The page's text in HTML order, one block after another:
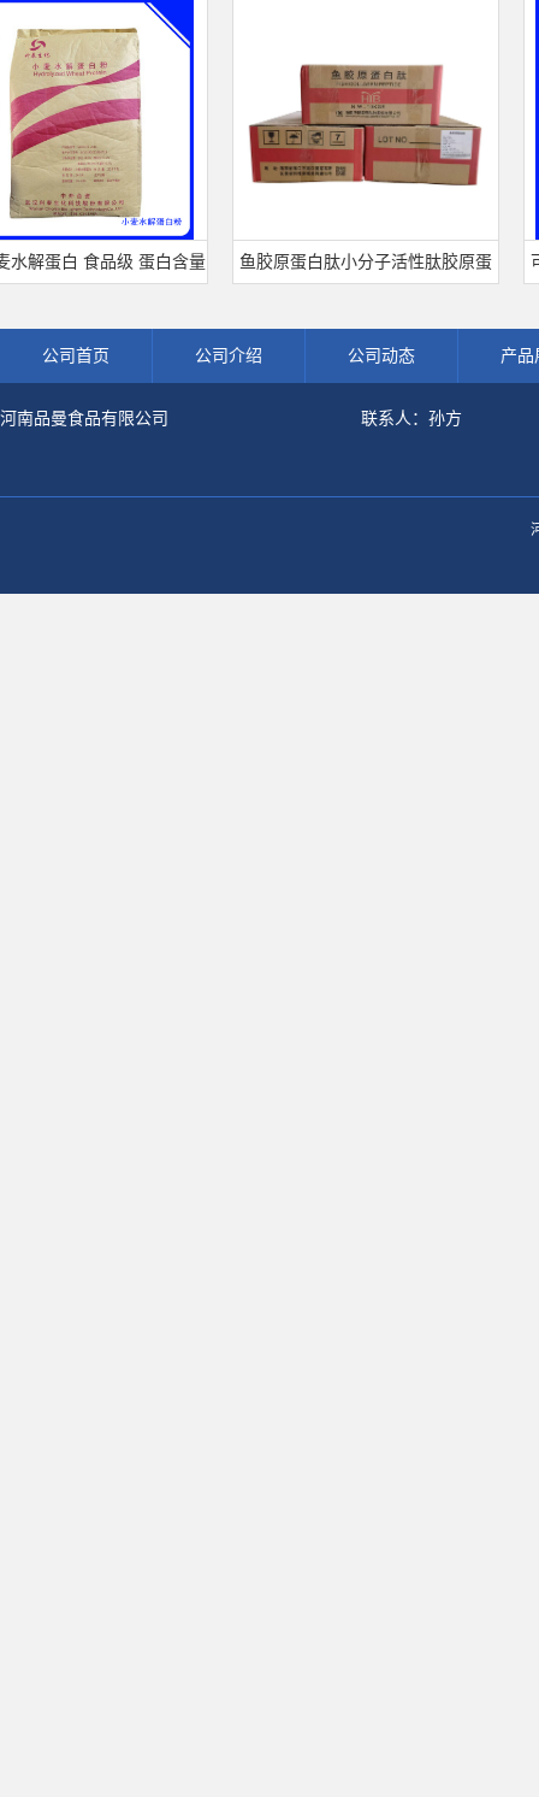
蛋白 食品级 蛋白含量 鱼胶原蛋白肽小分子活性肽胶原蛋 可
公司首页 公司介绍 公司动态 产品
河南品曼食品有限公司 联系人：孙方